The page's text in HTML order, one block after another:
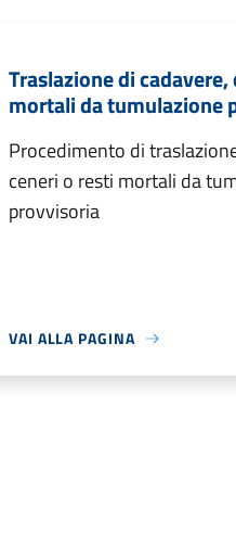
Traslazione di
mortali da tumulazione
Procedimento di
ceneri o resti mortali da
provvisoria
VAI ALLA PAGINA